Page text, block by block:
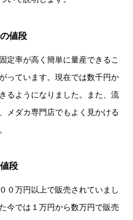
値段
定率が高く簡単に量産できるこ
っています。現在では数千円か
るようになりました。また、流
メダカ専門店でもよく見かける
段
０万円以上で販売されていまし
今では１万円から数万円で販売